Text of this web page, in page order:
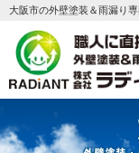
大阪市の外壁塗装＆雨漏り